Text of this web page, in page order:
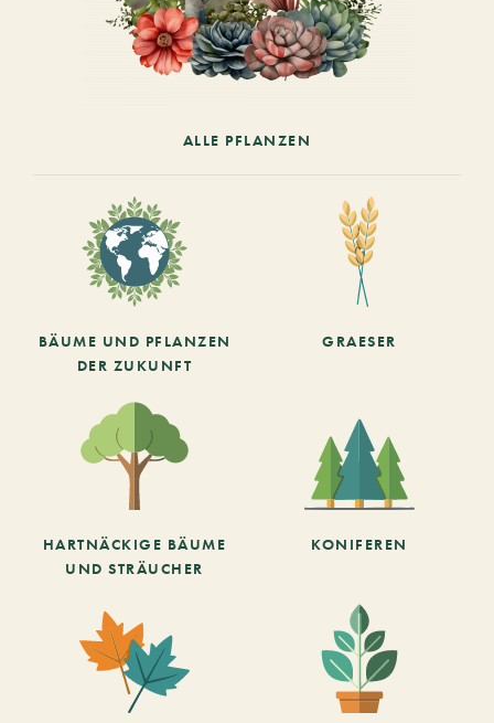
ALLE PFLANZEN
BÄUME UND PFLANZEN
DER ZUKUNFT
GRAESER
HARTNÄCKIGE BÄUME
UND STRÄUCHER
KONIFEREN